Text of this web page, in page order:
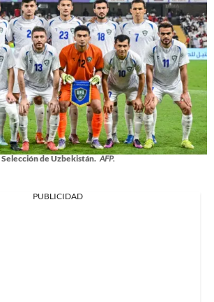
Selección de Uzbekistán. AFP.
PUBLICIDAD